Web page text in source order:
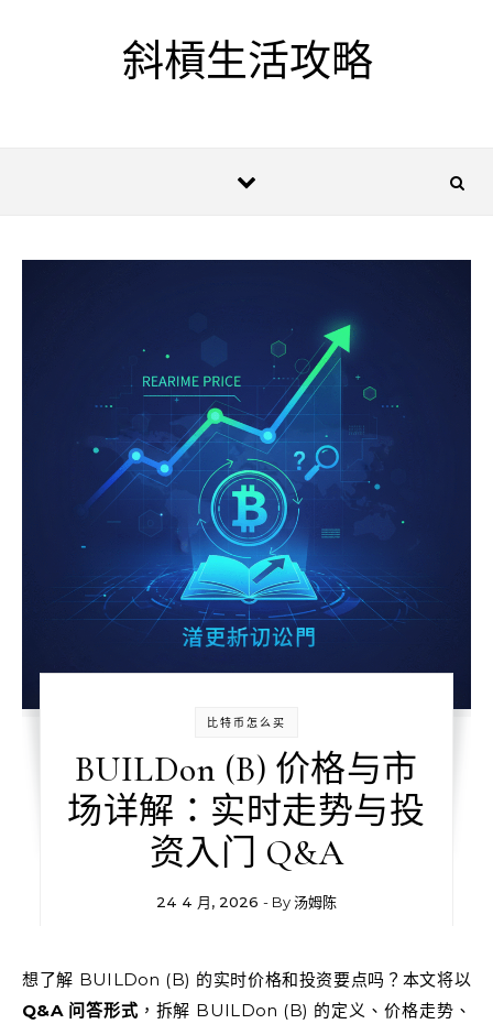
斜槓生活攻略
比特币怎么买
BUILDon (B) 价格与市
场详解：实时走势与投
资入门 Q&A
24 4 月, 2026 - By汤姆陈
想了解 BUILDon (B) 的实时价格和投资要点吗？本文将以
Q&A 问答形式 ，拆解 BUILDon (B) 的定义、价格走势、